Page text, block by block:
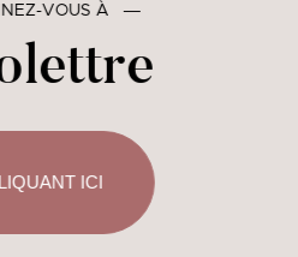
VOUS À ―
ICI